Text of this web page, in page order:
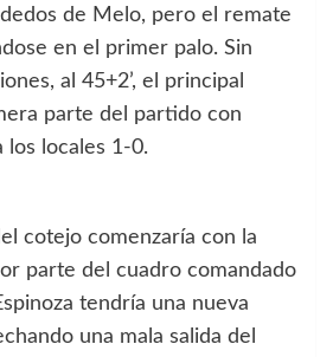
de Melo, pero el remate
en el primer palo. Sin
al 45+2’, el principal
parte del partido con
los locales 1-0.
cotejo comenzaría con la
parte del cuadro comandado
tendría una nueva
una mala salida del